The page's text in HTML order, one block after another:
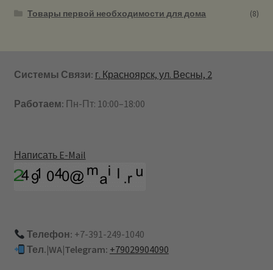
Товары первой необходимости для дома
(8)
Системы Связи: г. Красноярск, ул. Весны, 2
Работаем: Пн-Пт: 10:00–18:00
Написать E-Mail
Телефон: +7-391-249-1040
Тел.|WA|Telegram: +79029904090